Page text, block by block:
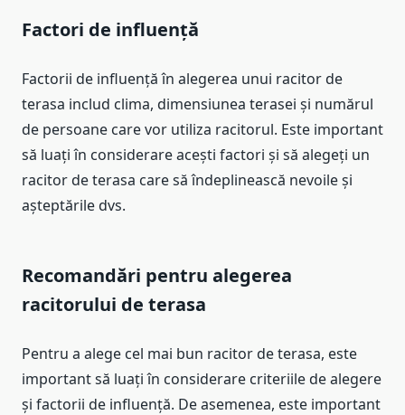
Factori de influență
Factorii de influență în alegerea unui racitor de
terasa includ clima, dimensiunea terasei și numărul
de persoane care vor utiliza racitorul. Este important
să luați în considerare acești factori și să alegeți un
racitor de terasa care să îndeplinească nevoile și
așteptările dvs.
Recomandări pentru alegerea
racitorului de terasa
Pentru a alege cel mai bun racitor de terasa, este
important să luați în considerare criteriile de alegere
și factorii de influență. De asemenea, este important